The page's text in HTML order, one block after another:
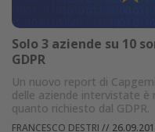
Solo 3 aziende su 10
GDPR
Un nuovo report di
delle aziende intervistate
quanto richiesto dal GDPR.
FRANCESCO DESTRI //